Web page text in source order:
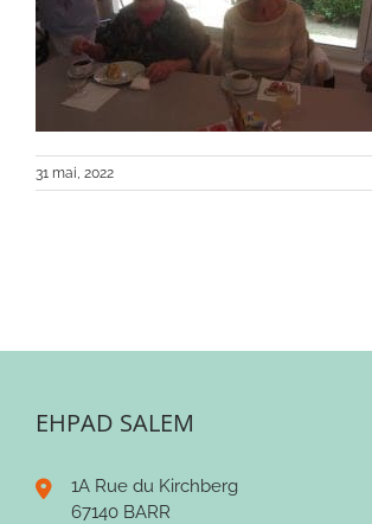
31 mai, 2022
EHPAD SALEM
1A Rue du Kirchberg
67140 BARR